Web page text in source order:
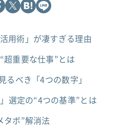
用術」が凄すぎる理由
重要な仕事”とは
べき「4つの数字」
選定の“4つの基準”とは
ボ”解消法